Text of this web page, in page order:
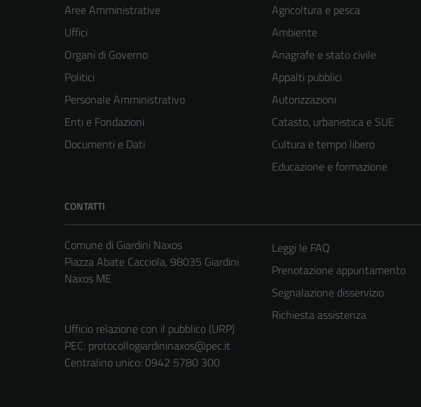
Aree Amministrative
Uffici
Organi di Governo
Politici
Personale Amministrativo
Enti e Fondazioni
Documenti e Dati
Agricoltura e pesca
Ambiente
Anagrafe e stato civile
Appalti pubblici
Autorizzazioni
Catasto, urbanistica e SUE
Cultura e tempo libero
Educazione e formazione
CONTATTI
Comune di Giardini Naxos
Piazza Abate Cacciola, 98035 Giardini
Naxos ME
Ufficio relazione con il pubblico (URP)
PEC: protocollogiardininaxos@pec.it
Centralino unico: 0942 5780 300
Leggi le FAQ
Prenotazione appuntamento
Segnalazione disservizio
Richiesta assistenza